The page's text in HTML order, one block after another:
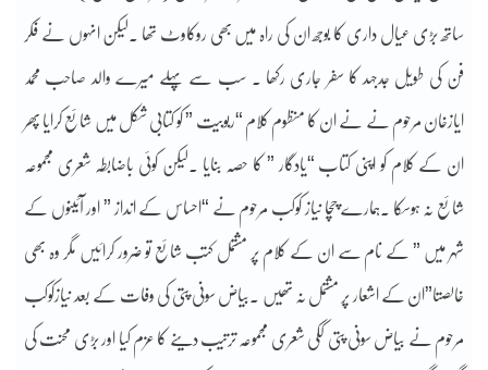
ساتھ بڑی عیال داری کا بوجھ ان کی راہ میں بھی روکاوٹ تھا ۔لیکن انہوں نے فکر
فن کی طویل جدجہد کا سفر جاری رکھا ۔ سب سے پہلے میرے والد صاحب محمد
ایازخان مرحوم نے نے ان کا منظوم کلام “ربوبیت ” کو کتابی شکل میں شائع کرایا پھر
ان کے کلام کو اپنی کتاب “یادگار ” کا حصہ بنایا ۔لیکن کوئی باضابطہ شعری مجموعہ
شائع نہ ہوسکا ۔ہمارے چچا نیاز کوکب مرحوم نے “احساس کے انداز ” اور آئینوں کے
شہر میں ” کے نام سے ان کے کلام پر مشتمل کتب شائع تو ضرور کرائیں مگر وہ بھی
خالصتا”ان کے اشعار پر مشتمل نہ تھیں ۔بیاض سونی پتی کی وفات کے بعد نیازکوکب
مرحوم نے بیاض سونی پتی ککی شعری مجموعہ ترتیب دینے کا عزم کیا اور بڑی محنت کی